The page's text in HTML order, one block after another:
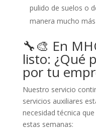
pulido de suelos o
manera mucho
🔧🎨 En
listo: ¿Qué
por tu
Nuestro servicio
servicios auxiliares
necesidad técnica
estas semanas: